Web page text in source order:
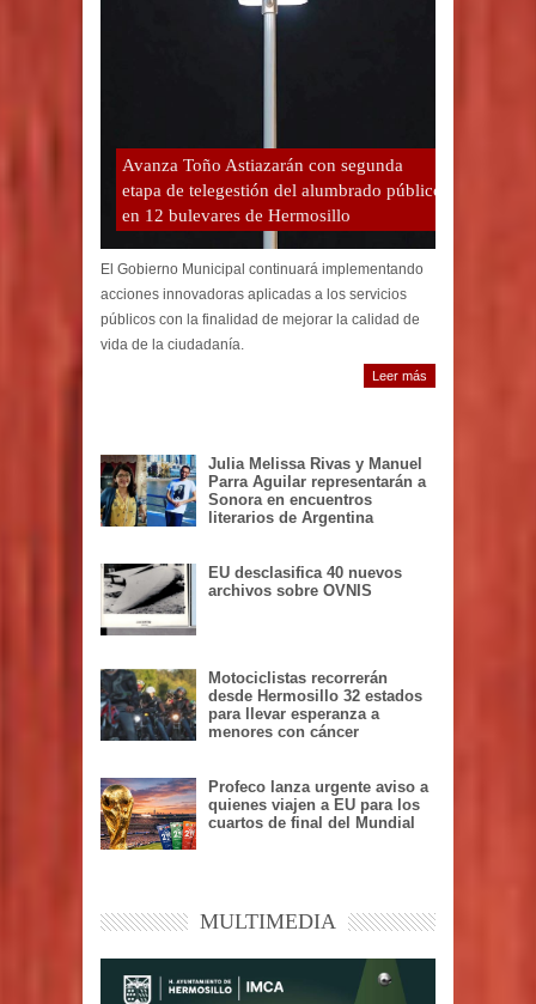
Avanza Toño Astiazarán con segunda
etapa de telegestión del alumbrado público
en 12 bulevares de Hermosillo
El Gobierno Municipal continuará implementando
acciones innovadoras aplicadas a los servicios
públicos con la finalidad de mejorar la calidad de
vida de la ciudadanía.
Leer más
Julia Melissa Rivas y Manuel
Parra Aguilar representarán a
Sonora en encuentros
literarios de Argentina
EU desclasifica 40 nuevos
archivos sobre OVNIS
Motociclistas recorrerán
desde Hermosillo 32 estados
para llevar esperanza a
menores con cáncer
Profeco lanza urgente aviso a
quienes viajen a EU para los
cuartos de final del Mundial
MULTIMEDIA